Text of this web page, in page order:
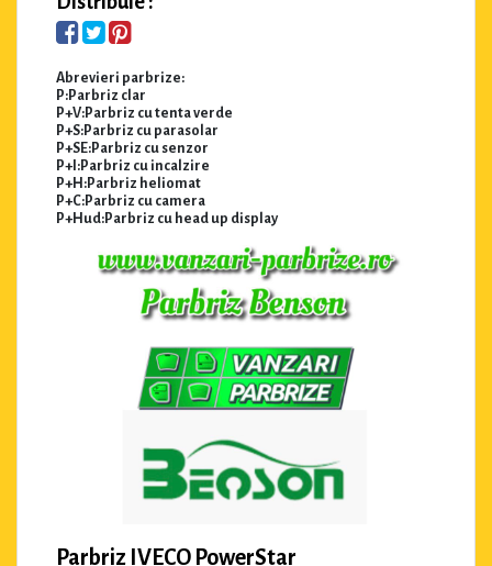
Abrevieri parbrize:
P:Parbriz clar
P+V:Parbriz cu tenta verde
P+S:Parbriz cu parasolar
P+SE:Parbriz cu senzor
P+I:Parbriz cu incalzire
P+H:Parbriz heliomat
P+C:Parbriz cu camera
P+Hud:Parbriz cu head up display
Parbriz IVECO PowerStar